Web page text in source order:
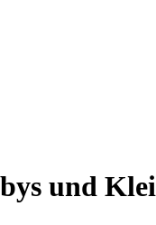
und